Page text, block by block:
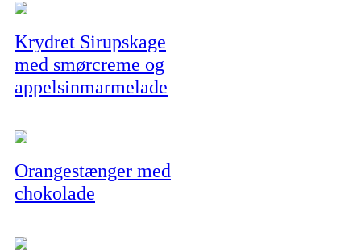
Krydret Sirupskage
med smørcreme og
appelsinmarmelade
Orangestænger med
chokolade